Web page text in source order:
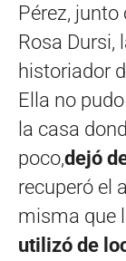
Pérez,
Rosa Dursi,
historiador
Ella no
la casa
poco,dejó
recuperó el
misma que
utilizó de